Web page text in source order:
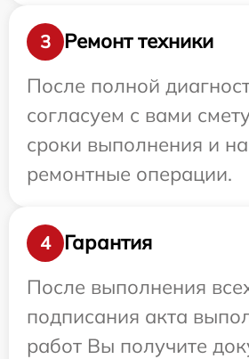
3
Ремонт техники
После полной
согласуем с вами
сроки выполнения и
ремонтные операции.
4
Гарантия
После выполнения
подписания акта
работ Вы получите